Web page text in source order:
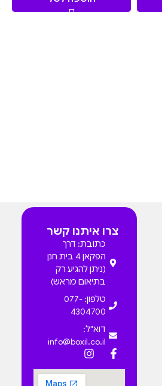
צרו איתנו קשר
כתובת: דרך
הפקאן 4 בית חנן
(ניתן להגיע רק
בתיאום מראש)
טלפון: 077-
4304700
דוא"ל:
info@boxil.co.il